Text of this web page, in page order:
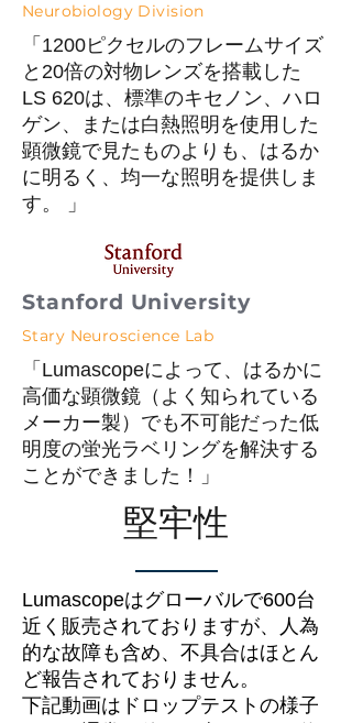
Neurobiology Division
「1200ピクセルのフレームサイズ
と20倍の対物レンズを搭載した
LS 620は、標準のキセノン、ハロ
ゲン、または白熱照明を使用した
顕微鏡で見たものよりも、はるか
に明るく、均一な照明を提供しま
す。 」
Stanford University
Stary Neuroscience Lab
「Lumascopeによって、はるかに
高価な顕微鏡（よく知られている
メーカー製）でも不可能だった低
明度の蛍光ラベリングを解決する
ことができました！」
堅牢性
Lumascopeはグローバルで600台
近く販売されておりますが、人為
的な故障も含め、不具合はほとん
ど報告されておりません。
下記動画はドロップテストの様子